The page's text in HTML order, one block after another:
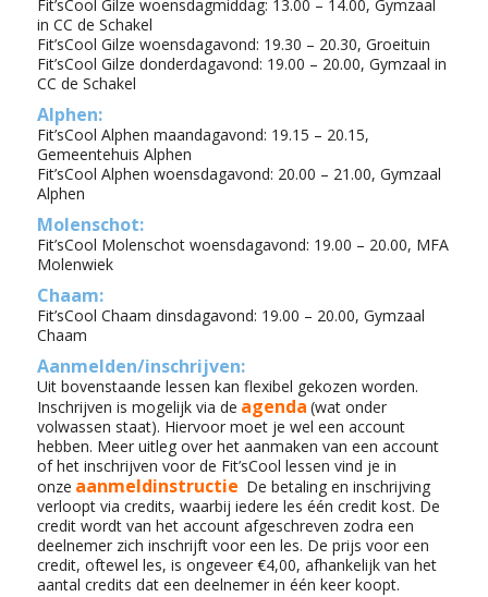
Fit’sCool Gilze woensdagmiddag: 13.00 – 14.00, Gymzaal
in CC de Schakel
Fit’sCool Gilze woensdagavond: 19.30 – 20.30, Groeituin
Fit’sCool Gilze donderdagavond: 19.00 – 20.00, Gymzaal in
CC de Schakel
Alphen:
Fit’sCool Alphen maandagavond: 19.15 – 20.15,
Gemeentehuis Alphen
Fit’sCool Alphen woensdagavond: 20.00 – 21.00, Gymzaal
Alphen
Molenschot:
Fit’sCool Molenschot woensdagavond: 19.00 – 20.00, MFA
Molenwiek
Chaam:
Fit’sCool Chaam dinsdagavond: 19.00 – 20.00, Gymzaal
Chaam
Aanmelden/inschrijven:
Uit bovenstaande lessen kan flexibel gekozen worden.
Inschrijven is mogelijk via de agenda (wat onder
volwassen staat). Hiervoor moet je wel een account
hebben. Meer uitleg over het aanmaken van een account
of het inschrijven voor de Fit’sCool lessen vind je in
onze aanmeldinstructie De betaling en inschrijving
verloopt via credits, waarbij iedere les één credit kost. De
credit wordt van het account afgeschreven zodra een
deelnemer zich inschrijft voor een les. De prijs voor een
credit, oftewel les, is ongeveer €4,00, afhankelijk van het
aantal credits dat een deelnemer in één keer koopt.